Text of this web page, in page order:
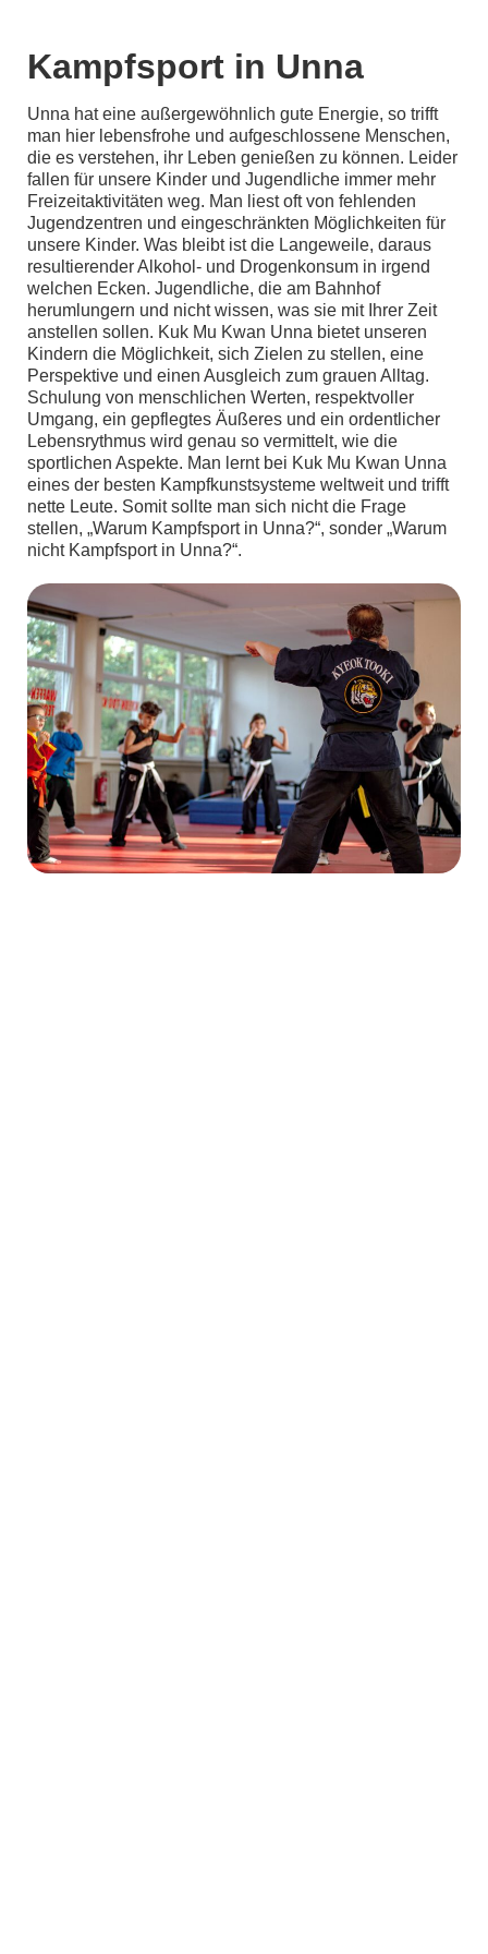
Kampfsport in Unna
Unna hat eine außergewöhnlich gute Energie, so trifft
man hier lebensfrohe und aufgeschlossene Menschen,
die es verstehen, ihr Leben genießen zu können. Leider
fallen für unsere Kinder und Jugendliche immer mehr
Freizeitaktivitäten weg. Man liest oft von fehlenden
Jugendzentren und eingeschränkten Möglichkeiten für
unsere Kinder. Was bleibt ist die Langeweile, daraus
resultierender Alkohol- und Drogenkonsum in irgend
welchen Ecken. Jugendliche, die am Bahnhof
herumlungern und nicht wissen, was sie mit Ihrer Zeit
anstellen sollen. Kuk Mu Kwan Unna bietet unseren
Kindern die Möglichkeit, sich Zielen zu stellen, eine
Perspektive und einen Ausgleich zum grauen Alltag.
Schulung von menschlichen Werten, respektvoller
Umgang, ein gepflegtes Äußeres und ein ordentlicher
Lebensrythmus wird genau so vermittelt, wie die
sportlichen Aspekte. Man lernt bei Kuk Mu Kwan Unna
eines der besten Kampfkunstsysteme weltweit und trifft
nette Leute. Somit sollte man sich nicht die Frage
stellen, „Warum Kampfsport in Unna?“, sonder „Warum
nicht Kampfsport in Unna?“.